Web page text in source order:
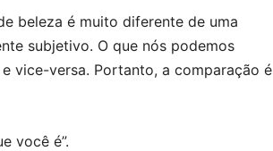
beleza é muito diferente de uma
subjetivo. O que nós podemos
vice-versa. Portanto, a comparação é
você é”.